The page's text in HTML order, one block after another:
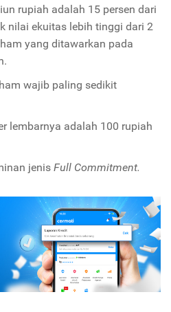
rupiah adalah 15 persen dari
nilai ekuitas lebih tinggi dari 2
yang ditawarkan pada
wajib paling sedikit
lembarnya adalah 100 rupiah
jenis Full Commitment.